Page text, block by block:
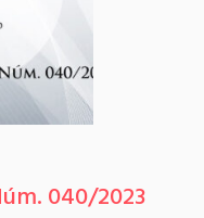
040/2023